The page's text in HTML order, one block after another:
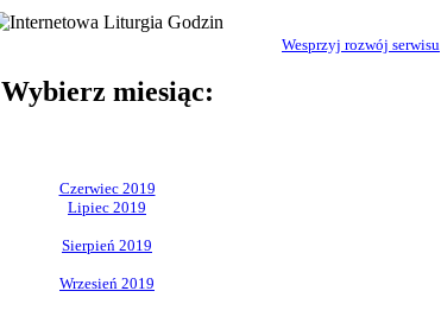
Wesprzyj rozwój serwisu
Wybierz miesiąc:
Czerwiec 2019
Lipiec 2019
Sierpień 2019
Wrzesień 2019